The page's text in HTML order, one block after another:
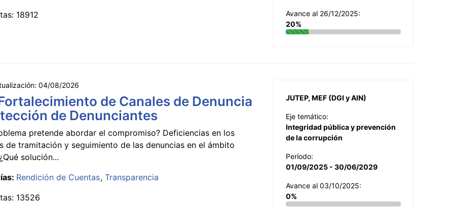
18912
Avance al 26/12/2025:
20%
04/08/2026
de Canales de Denuncia
de Denunciantes
pretende abordar el compromiso? Deficiencias en los
de tramitación y seguimiento de las denuncias en el ámbito
solución...
Rendición de Cuentas Transparencia
13526
JUTEP, MEF (DGI y AIN)
Eje temático:
Integridad pública y prevención
de la corrupción
Período:
01/09/2025 - 30/06/2029
Avance al 03/10/2025:
0%